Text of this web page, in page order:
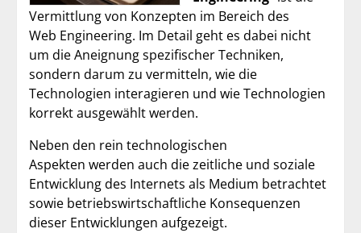
Vermittlung von Konzepten im Bereich des
Web Engineering. Im Detail geht es dabei nicht
um die Aneignung spezifischer Techniken,
sondern darum zu vermitteln, wie die
Technologien interagieren und wie Technologien
korrekt ausgewählt werden.
Neben den rein technologischen
Aspekten werden auch die zeitliche und soziale
Entwicklung des Internets als Medium betrachtet
sowie betriebswirtschaftliche Konsequenzen
dieser Entwicklungen aufgezeigt.